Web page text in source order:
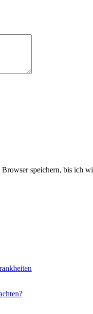
speichern, bis ich